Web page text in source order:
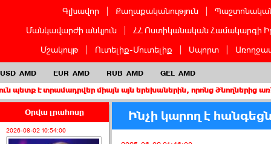
Գլխավոր Քաղաքականություն
Մանկավարժի անկյուն
ՀՀ Ոստիկանական Համակարգի
Մշակույթ
Ուտելիք-Մուտելիք Սպորտ
USD AMD EUR AMD RUB AMD GEL AMD
միայն այն երեխաներին, որոնց ծնողներից առնվազն
Օրվա լրահոսը
2026-08-02 10:54:00
Ինչի կարող է